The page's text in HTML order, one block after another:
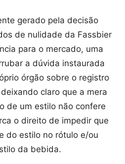
gerado pela decisão
de nulidade da Fassbier
para o mercado, uma
a dúvida instaurada
órgão sobre o registro
claro que a mera
de um estilo não confere
o direito de impedir que
do estilo no rótulo e/ou
da bebida.